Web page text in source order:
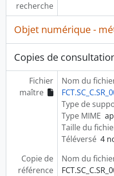
recherche
Objet numérique -
Copies de
Fichier
maître
Nom du
Type de
Type MIME
Taille du
Téléversé 4
Copie de
référence
Nom du